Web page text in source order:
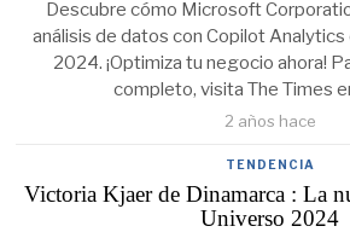
Descubre cómo Microsoft
análisis de datos con Copilot
2024. ¡Optimiza tu negocio ahora!
completo, visita The Times
2 años hace
TENDENCIA
Victoria Kjaer de Dinamarca : La
Universo 2024